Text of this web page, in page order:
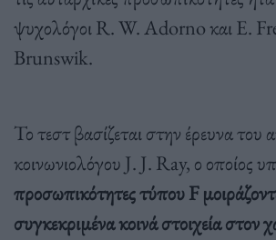
ψυχολόγοι R. W. Adorno και E.
Brunswik.
Το τεστ βασίζεται στην έρευνα του
κοινωνιολόγου J. J. Ray, ο οποίος
προσωπικότητες τύπου F
συγκεκριμένα κοινά στοιχεία στον